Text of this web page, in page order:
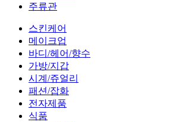
주류관
스킨케어
메이크업
바디/헤어/향수
가방/지갑
시계/쥬얼리
패션/잡화
전자제품
식품